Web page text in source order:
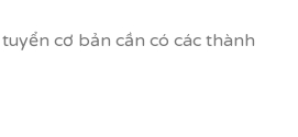
cơ bản cần có các thành